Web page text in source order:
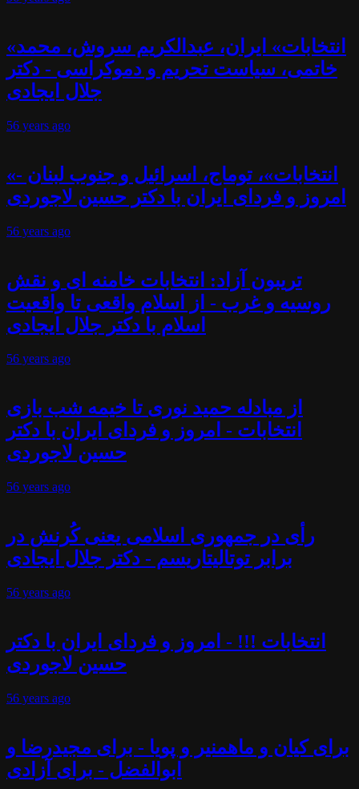
«انتخابات» ایران، عبدالکریم سروش، محمد
خاتمی، سیاست تحریم و دموکراسی - دکتر
جلال ایجادی
56 years ago
«انتخابات»، توماج، اسرائیل و جنوب لبنان -
امروز و فردای ایران با دکتر حسین لاجوردی
56 years ago
تریبون آزاد: انتخابات خامنه ای و نقش
روسیه و غرب - از اسلام واقعی تا واقعیت
اسلام با دکتر جلال ایجادی
56 years ago
از مبادله حمید نوری تا خیمه شب بازی
انتخابات - امروز و فردای ایران با دکتر
حسین لاجوردی
56 years ago
رأی در جمهوری اسلامی یعنی کُرنش در
برابر توتالیتاریسم - دکتر جلال ایجادی
56 years ago
انتخابات !!! - امروز و فردای ایران با دکتر
حسین لاجوردی
56 years ago
برای کیان و ماهمنیر و پویا - برای مجیدرضا و
ابوالفضل - برای آزادی